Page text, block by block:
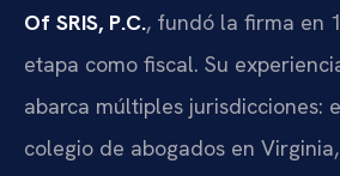
Of SRIS, P.C., fundó la firma en
etapa como fiscal. Su
abarca múltiples jurisdicciones:
colegio de abogados en